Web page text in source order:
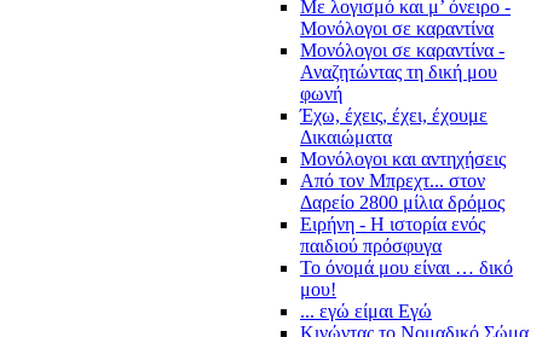
Με λογισμό και μ’ όνειρο -
Μονόλογοι σε καραντίνα
Μονόλογοι σε καραντίνα -
Αναζητώντας τη δική μου
φωνή
Έχω, έχεις, έχει, έχουμε
Δικαιώματα
Μονόλογοι και αντηχήσεις
Από τον Μπρεχτ... στον
Δαρείο 2800 μίλια δρόμος
Ειρήνη - Η ιστορία ενός
παιδιού πρόσφυγα
Το όνομά μου είναι … δικό
μου!
... εγώ είμαι Εγώ
Κινώντας το Νομαδικό Σώμα